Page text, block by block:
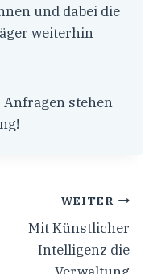
und dabei die
weiterhin
stehen
WEITER
Mit Künstlicher
Intelligenz die